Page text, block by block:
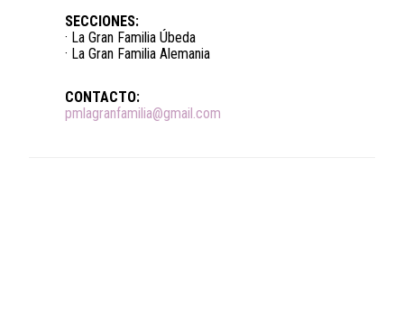
SECCIONES:
· La Gran Familia Úbeda
· La Gran Familia Alemania
CONTACTO:
pmlagranfamilia@gmail.com